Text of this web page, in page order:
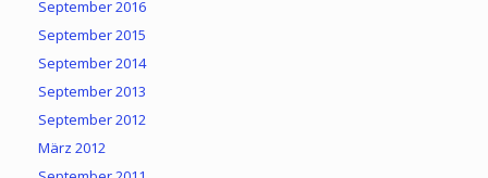
September 2016
September 2015
September 2014
September 2013
September 2012
März 2012